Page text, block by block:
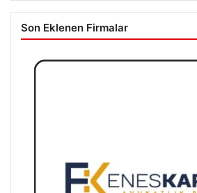
Son Eklenen Firmalar